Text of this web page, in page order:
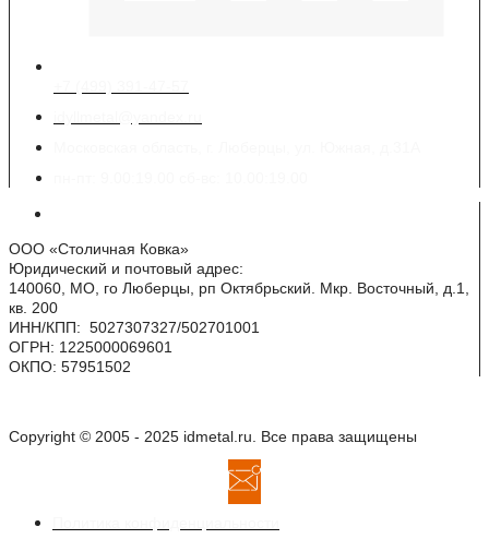
ООО «Столичная Ковка»
Юридический и почтовый адрес:
140060, МО, го Люберцы, рп Октябрьский. Мкр. Восточный, д.1,
кв. 200
ИНН/КПП: 5027307327/502701001
ОГРН: 1225000069601
ОКПО: 57951502
Copyright © 2005 - 2025 idmetal.ru. Все права защищены